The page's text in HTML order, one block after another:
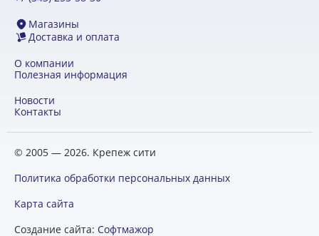
Магазины
Доставка и оплата
О компании
Полезная информация
Новости
Контакты
© 2005 — 2026. Крепеж сити
Политика обработки персональных данных
Карта сайта
Создание сайта: Софтмажор